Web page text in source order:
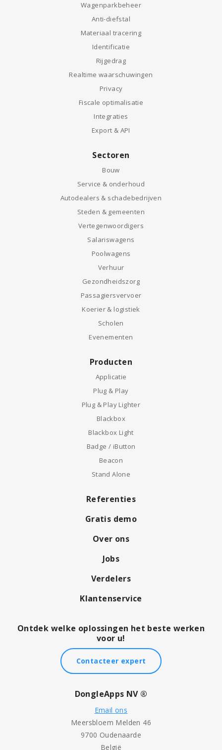
Wagenparkbeheer
Anti-diefstal
Materiaal tracering
Identificatie
Rijgedrag
Realtime waarschuwingen
Privacy
Fiscale optimalisatie
Integraties
Export & API
Sectoren
Bouw
Service & onderhoud
Autodealers & schadebedrijven
Steden & gemeenten
Vertegenwoordigers
Salariswagens
Poolwagens
Verhuur
Gezondheidszorg
Passagiersvervoer
Koerier & logistiek
Scholen
Evenementen
Producten
Applicatie
Plug & Play
Plug & Play Lighter
Blackbox
Blackbox Light
Badge / iButton
Beacon
Stand Alone
Referenties
Gratis demo
Over ons
Jobs
Verdelers
Klantenservice
Ontdek welke oplossingen het beste werken
voor u!
Contacteer expert
DongleApps NV ®
Email ons
Meersbloem Melden 46
9700 Oudenaarde
België